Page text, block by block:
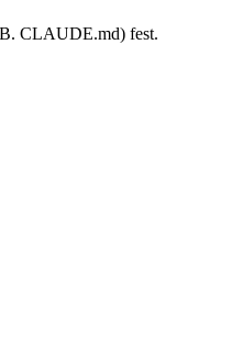
B. CLAUDE.md) fest.